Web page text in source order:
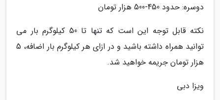
دوسره: حدود 450-500 هزار تومان
نکته قابل توجه این است که تنها تا 50 کیلوگرم بار می
توانید همراه داشته باشید و در ازای هر کیلوگرم بار اضافه، 5
هزار تومان جریمه خواهید شد.
ویزا دبی